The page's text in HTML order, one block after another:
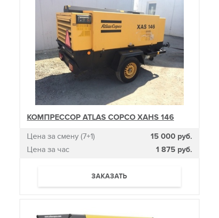
КОМПРЕССОР ATLAS COPCO XAHS 146
Цена за смену (7+1)
15 000 руб.
Цена за час
1 875 руб.
ЗАКАЗАТЬ